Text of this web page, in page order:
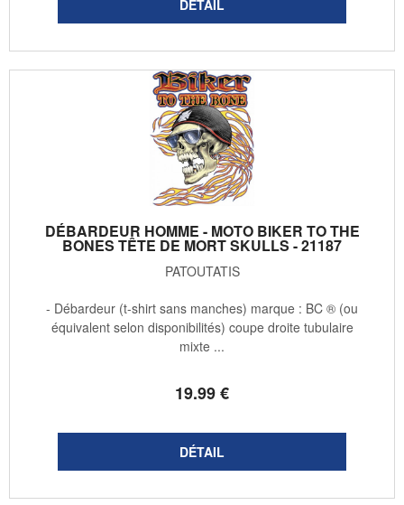
DÉBARDEUR HOMME - MOTO BIKER TO THE
BONES TÊTE DE MORT SKULLS - 21187
PATOUTATIS
19.99€
- Débardeur (t-shirt sans manches) marque : BC ® (ou
équivalent selon disponibilités) coupe droite tubulaire
mixte ...